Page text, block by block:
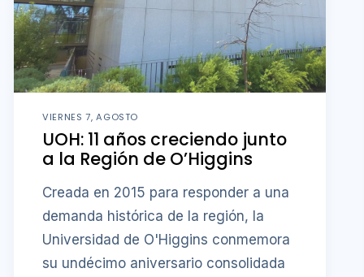
VIERNES 7, AGOSTO
UOH: 11 años creciendo junto
a la Región de O’Higgins
Creada en 2015 para responder a una
demanda histórica de la región, la
Universidad de O'Higgins conmemora
su undécimo aniversario consolidada